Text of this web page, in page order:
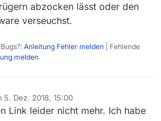
abzocken lässt oder den
verseuchst.
Anleitung Fehler melden | Fehlende
melden
5. Dez. 2018, 15:00
von
Link leider nicht mehr. Ich habe